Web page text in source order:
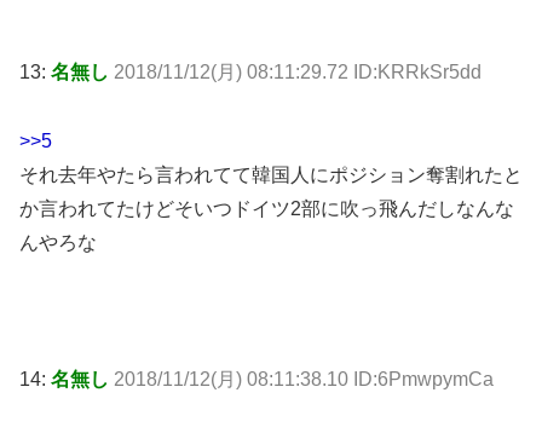
13: 名無し 2018/11/12(月) 08:11:29.72 ID:KRRkSr5dd
>>5
それ去年やたら言われてて韓国人にポジション奪割れたと
か言われてたけどそいつドイツ2部に吹っ飛んだしなんな
んやろな
14: 名無し 2018/11/12(月) 08:11:38.10 ID:6PmwpymCa